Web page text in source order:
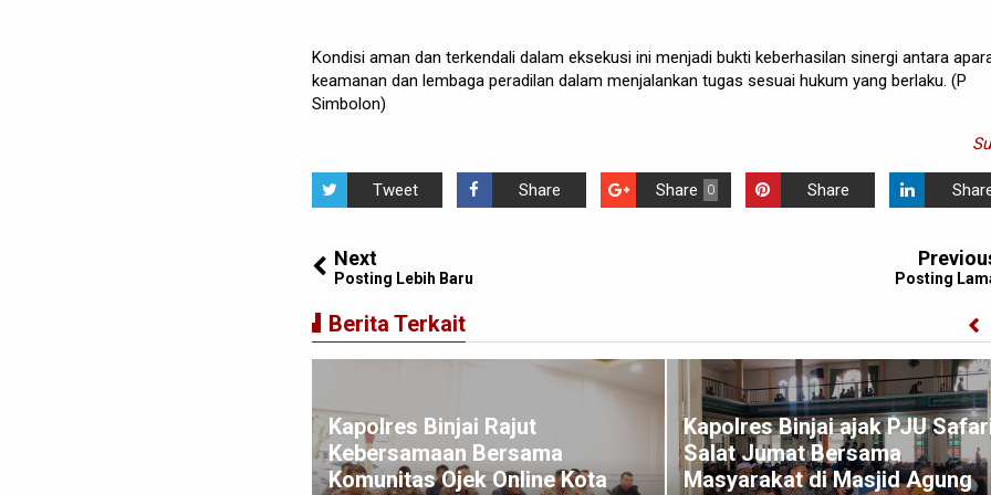
Kondisi aman dan terkendali dalam eksekusi ini menjadi bukti keberhasilan sinergi antara
keamanan dan lembaga peradilan dalam menjalankan tugas sesuai hukum yang berlaku. (P
Simbolon)
Tweet Share 0
Share Share
Next
Posting Lebih Baru Posting
Berita Terkait
Kapolres Binjai Rajut
Kebersamaan Bersama
Komunitas Ojek Online Kota
Kapolres Binjai ajak PJU
Salat Jumat Bersama
Masyarakat di Masjid Agung